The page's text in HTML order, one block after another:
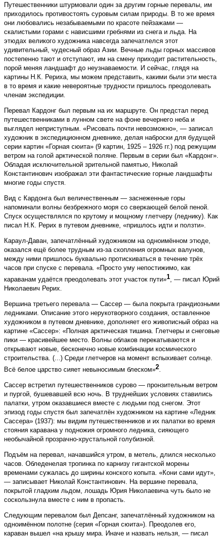
Путешественники штурмовали один за другим горные перевалы, им
приходилось противостоять суровым силам природы. В то же время
они любовались незабываемыми по красоте пейзажами —
скалистыми горами с нависшими гребнями из снега и льда. На
этюдах великого художника навсегда запечатлелся этот
удивительный, чудесный образ Азии. Вечные льды горных массивов
постепенно тают и отступают, им на смену приходит растительность,
порой меняя ландшафт до неузнаваемости. И сейчас, глядя на
картины Н.К. Рериха, мы можем представить, какими были эти места
в то время и какие невероятные трудности пришлось преодолевать
членам экспедиции.
Перевал Кардонг был первым на их маршруте. Он предстал перед
путешественниками в лунном свете на фоне вечернего неба и
выглядел неприступным. «Рисовать почти невозможно», — записал
художник в экспедиционном дневнике, делая наброски для будущей
серии картин «Горная сюита» (9 картин, 1925 – 1926 гг.) под режущим
ветром на голой арктической поляне. Первым в серии был «Кардонг».
Обладая исключительной зрительной памятью, Николай
Константинович изображал эти фантастические горные ландшафты
многие годы спустя.
Вид с Кардонга был величественным — заснеженные горы
напоминали волны безбрежного моря со сверкающей белой пеной.
Спуск осуществлялся по крутому и мощному глетчеру (леднику). Как
писал Н.К. Рерих в путевом дневнике, «пришлось идти и ползти».
Караул-Даван, запечатлённый художником на одноимённом этюде,
оказался ещё более трудным из-за скопления огромных валунов,
между ними пришлось буквально протискиваться в течение трёх
часов при спуске с перевала. «Просто уму непостижимо, как
караванам удаётся преодолевать этот участок пути»1, — писал Юрий
Николаевич Рерих.
Вершина третьего перевала — Сассер — была покрыта грандиозными
ледниками. Описание этого нерукотворного создания, оставленное
художником в путевом дневнике, дополняет его живописный образ на
картине «Сассер»: «Полная арктическая тишина. Глетчеры и снеговые
пики — красивейшее место. Волны облаков перекатываются и
открывают новые, бесконечно новые комбинации космического
строительства. (...) Среди глетчеров на момент вспыхивает солнце.
Всё белое царство сияет невыносимым блеском»2.
Сассер встретил путешественников сурово — пронзительным ветром
и пургой, бушевавшей всю ночь. В труднейших условиях ставились
палатки, утром оказавшиеся вместе с людьми под снегом. Этот
эпизод годы спустя был запечатлён художником на картине «Ледник
Сассера» (1937): мы видим путешественников и их палатки во время
стояния каравана у подножия огромного ледника, сияющего
необычайной прозрачно-хрустальной голубизной.
Подъём на перевал, начавшийся утром, в метель, длился несколько
часов. Обледенелая тропинка по карнизу гигантской морены
временами сужалась до ширины конского копыта. «Кони сами идут»,
— записывает Николай Константинович. На вершине перевала,
покрытой гладким льдом, лошадь Юрия Николаевича чуть было не
соскользнула вместе с ним в пропасть.
Следующим перевалом был Депсанг, запечатлённый художником на
одноимённом полотне (серия «Горная сюита»). Преодолев его,
караван вышел «на крышу мира. Иначе и назвать нельзя, — писал